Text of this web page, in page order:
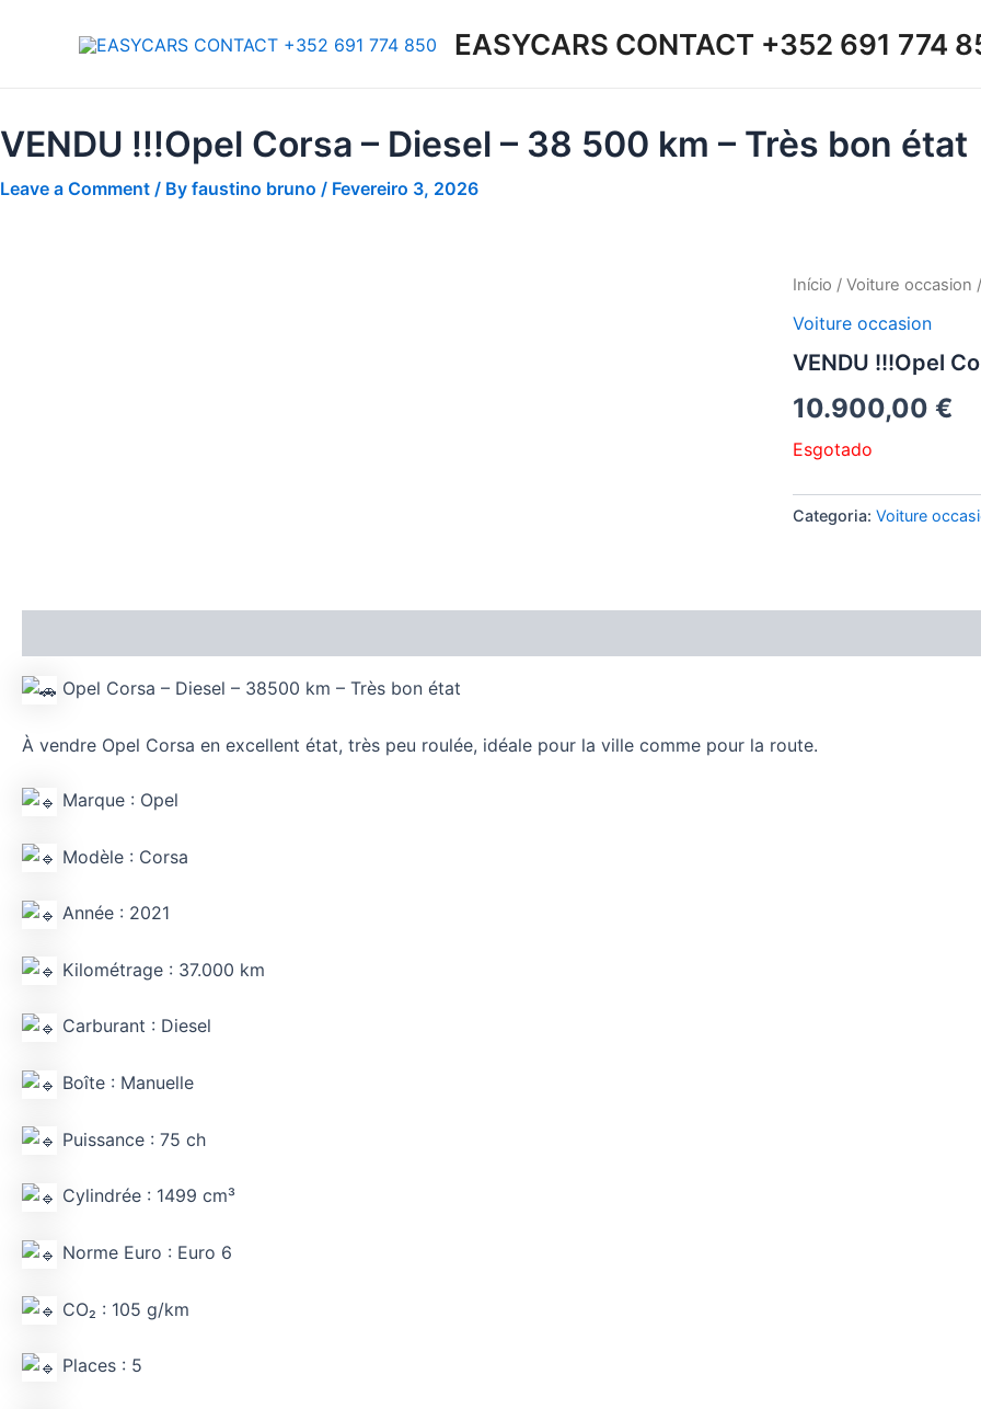
EASYCARS CONTACT +352 691 774
VENDU !!!Opel Corsa – Diesel – 38 500 km – Très bon état
Leave a Comment / By faustino bruno / Fevereiro 3, 2026
Início /Voiture occasion
Voiture occasion
VENDU !!!Opel
10.900,00€
Esgotado
Categoria:Voiture
Opel Corsa – Diesel – 38500 km – Très bon état
À vendre Opel Corsa en excellent état, très peu roulée, idéale pour la ville comme pour la route.
Marque : Opel
Modèle : Corsa
Année : 2021
Kilométrage : 37.000 km
Carburant : Diesel
Boîte : Manuelle
Puissance : 75 ch
Cylindrée : 1499 cm³
Norme Euro : Euro 6
CO₂ : 105 g/km
Places : 5